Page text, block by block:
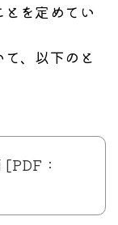
を定めてい
、以下のと
：